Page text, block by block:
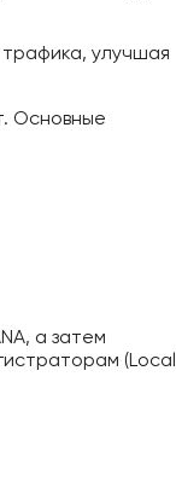
улучшая
Основные
а затем
(Local